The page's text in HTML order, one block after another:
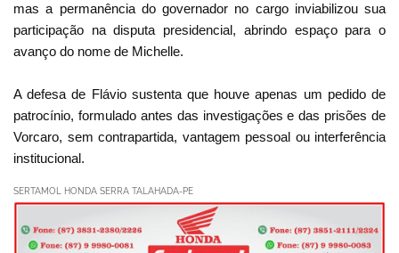
mas a permanência do governador no cargo inviabilizou sua
participação na disputa presidencial, abrindo espaço para o
avanço do nome de Michelle.
A defesa de Flávio sustenta que houve apenas um pedido de
patrocínio, formulado antes das investigações e das prisões de
Vorcaro, sem contrapartida, vantagem pessoal ou interferência
institucional.
SERTAMOL HONDA SERRA TALAHADA-PE